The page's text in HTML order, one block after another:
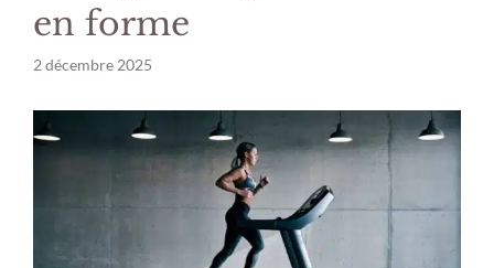
en forme
2 décembre 2025